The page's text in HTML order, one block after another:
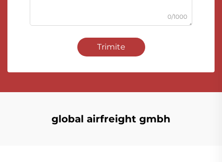
0/1000
Trimite
global airfreight gmbh